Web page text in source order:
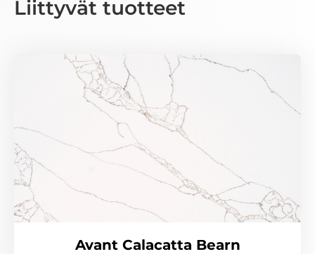
Liittyvät tuotteet
Avant Calacatta Bearn